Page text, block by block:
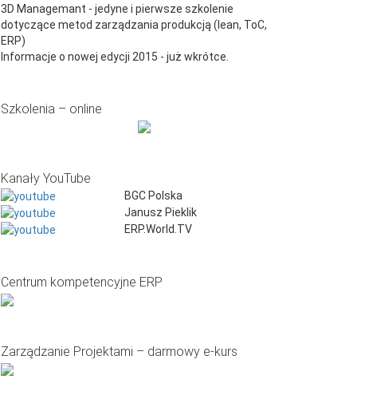
3D Managemant - jedyne i pierwsze szkolenie
dotyczące metod zarządzania produkcją (lean, ToC,
ERP)
Informacje o nowej edycji 2015 - już wkrótce.
Szkolenia – online
Kanały YouTube
BGC Polska
Janusz Pieklik
ERP.World.TV
Centrum kompetencyjne ERP
Zarządzanie Projektami – darmowy e-kurs